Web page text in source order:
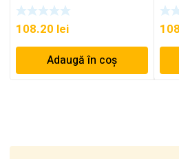
108.20 lei
Adaugă în coș